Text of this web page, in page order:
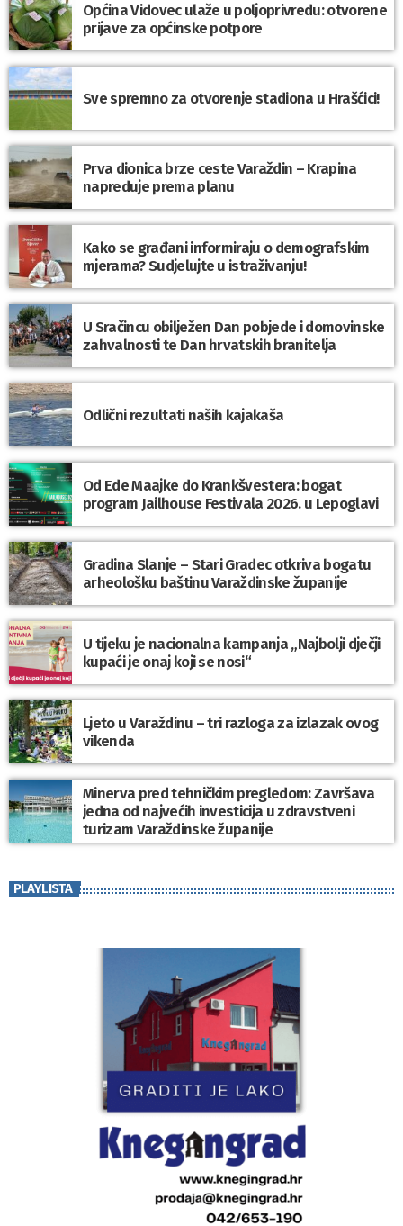
Općina Vidovec ulaže u poljoprivredu: otvorene
prijave za općinske potpore
Sve spremno za otvorenje stadiona u Hrašćici!
Prva dionica brze ceste Varaždin – Krapina
napreduje prema planu
Kako se građani informiraju o demografskim
mjerama? Sudjelujte u istraživanju!
U Sračincu obilježen Dan pobjede i domovinske
zahvalnosti te Dan hrvatskih branitelja
Odlični rezultati naših kajakaša
Od Ede Maajke do Krankšvestera: bogat
program Jailhouse Festivala 2026. u Lepoglavi
Gradina Slanje – Stari Gradec otkriva bogatu
arheološku baštinu Varaždinske županije
U tijeku je nacionalna kampanja „Najbolji dječji
kupaći je onaj koji se nosi“
Ljeto u Varaždinu – tri razloga za izlazak ovog
vikenda
Minerva pred tehničkim pregledom: Završava
jedna od najvećih investicija u zdravstveni
turizam Varaždinske županije
PLAYLISTA